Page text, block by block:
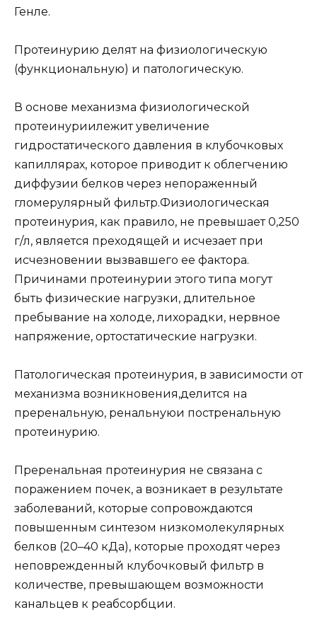
Генле.
Протеинурию делят на физиологическую
(функциональную) и патологическую.
В основе механизма физиологической
протеинуриилежит увеличение
гидростатического давления в клубочковых
капиллярах, которое приводит к облегчению
диффузии белков через непораженный
гломерулярный фильтр.Физиологическая
протеинурия, как правило, не превышает 0,250
г/л, является преходящей и исчезает при
исчезновении вызвавшего ее фактора.
Причинами протеинурии этого типа могут
быть физические нагрузки, длительное
пребывание на холоде, лихорадки, нервное
напряжение, ортостатические нагрузки.
Патологическая протеинурия, в зависимости от
механизма возникновения,делится на
преренальную, ренальнуюи постренальную
протеинурию.
Преренальная протеинурия не связана с
поражением почек, а возникает в результате
заболеваний, которые сопровождаются
повышенным синтезом низкомолекулярных
белков (20–40 кДа), которые проходят через
неповрежденный клубочковый фильтр в
количестве, превышающем возможности
канальцев к реабсорбции.